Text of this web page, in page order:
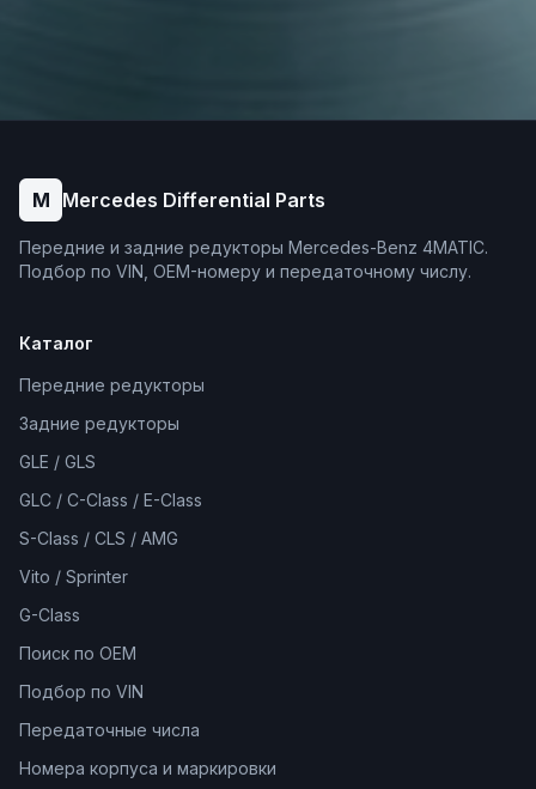
M Mercedes Differential Parts
Передние и задние редукторы Mercedes-Benz 4MATIC.
Подбор по VIN, OEM-номеру и передаточному числу.
Каталог
Передние редукторы
Задние редукторы
GLE / GLS
GLC / C-Class / E-Class
S-Class / CLS / AMG
Vito / Sprinter
G-Class
Поиск по OEM
Подбор по VIN
Передаточные числа
Номера корпуса и маркировки